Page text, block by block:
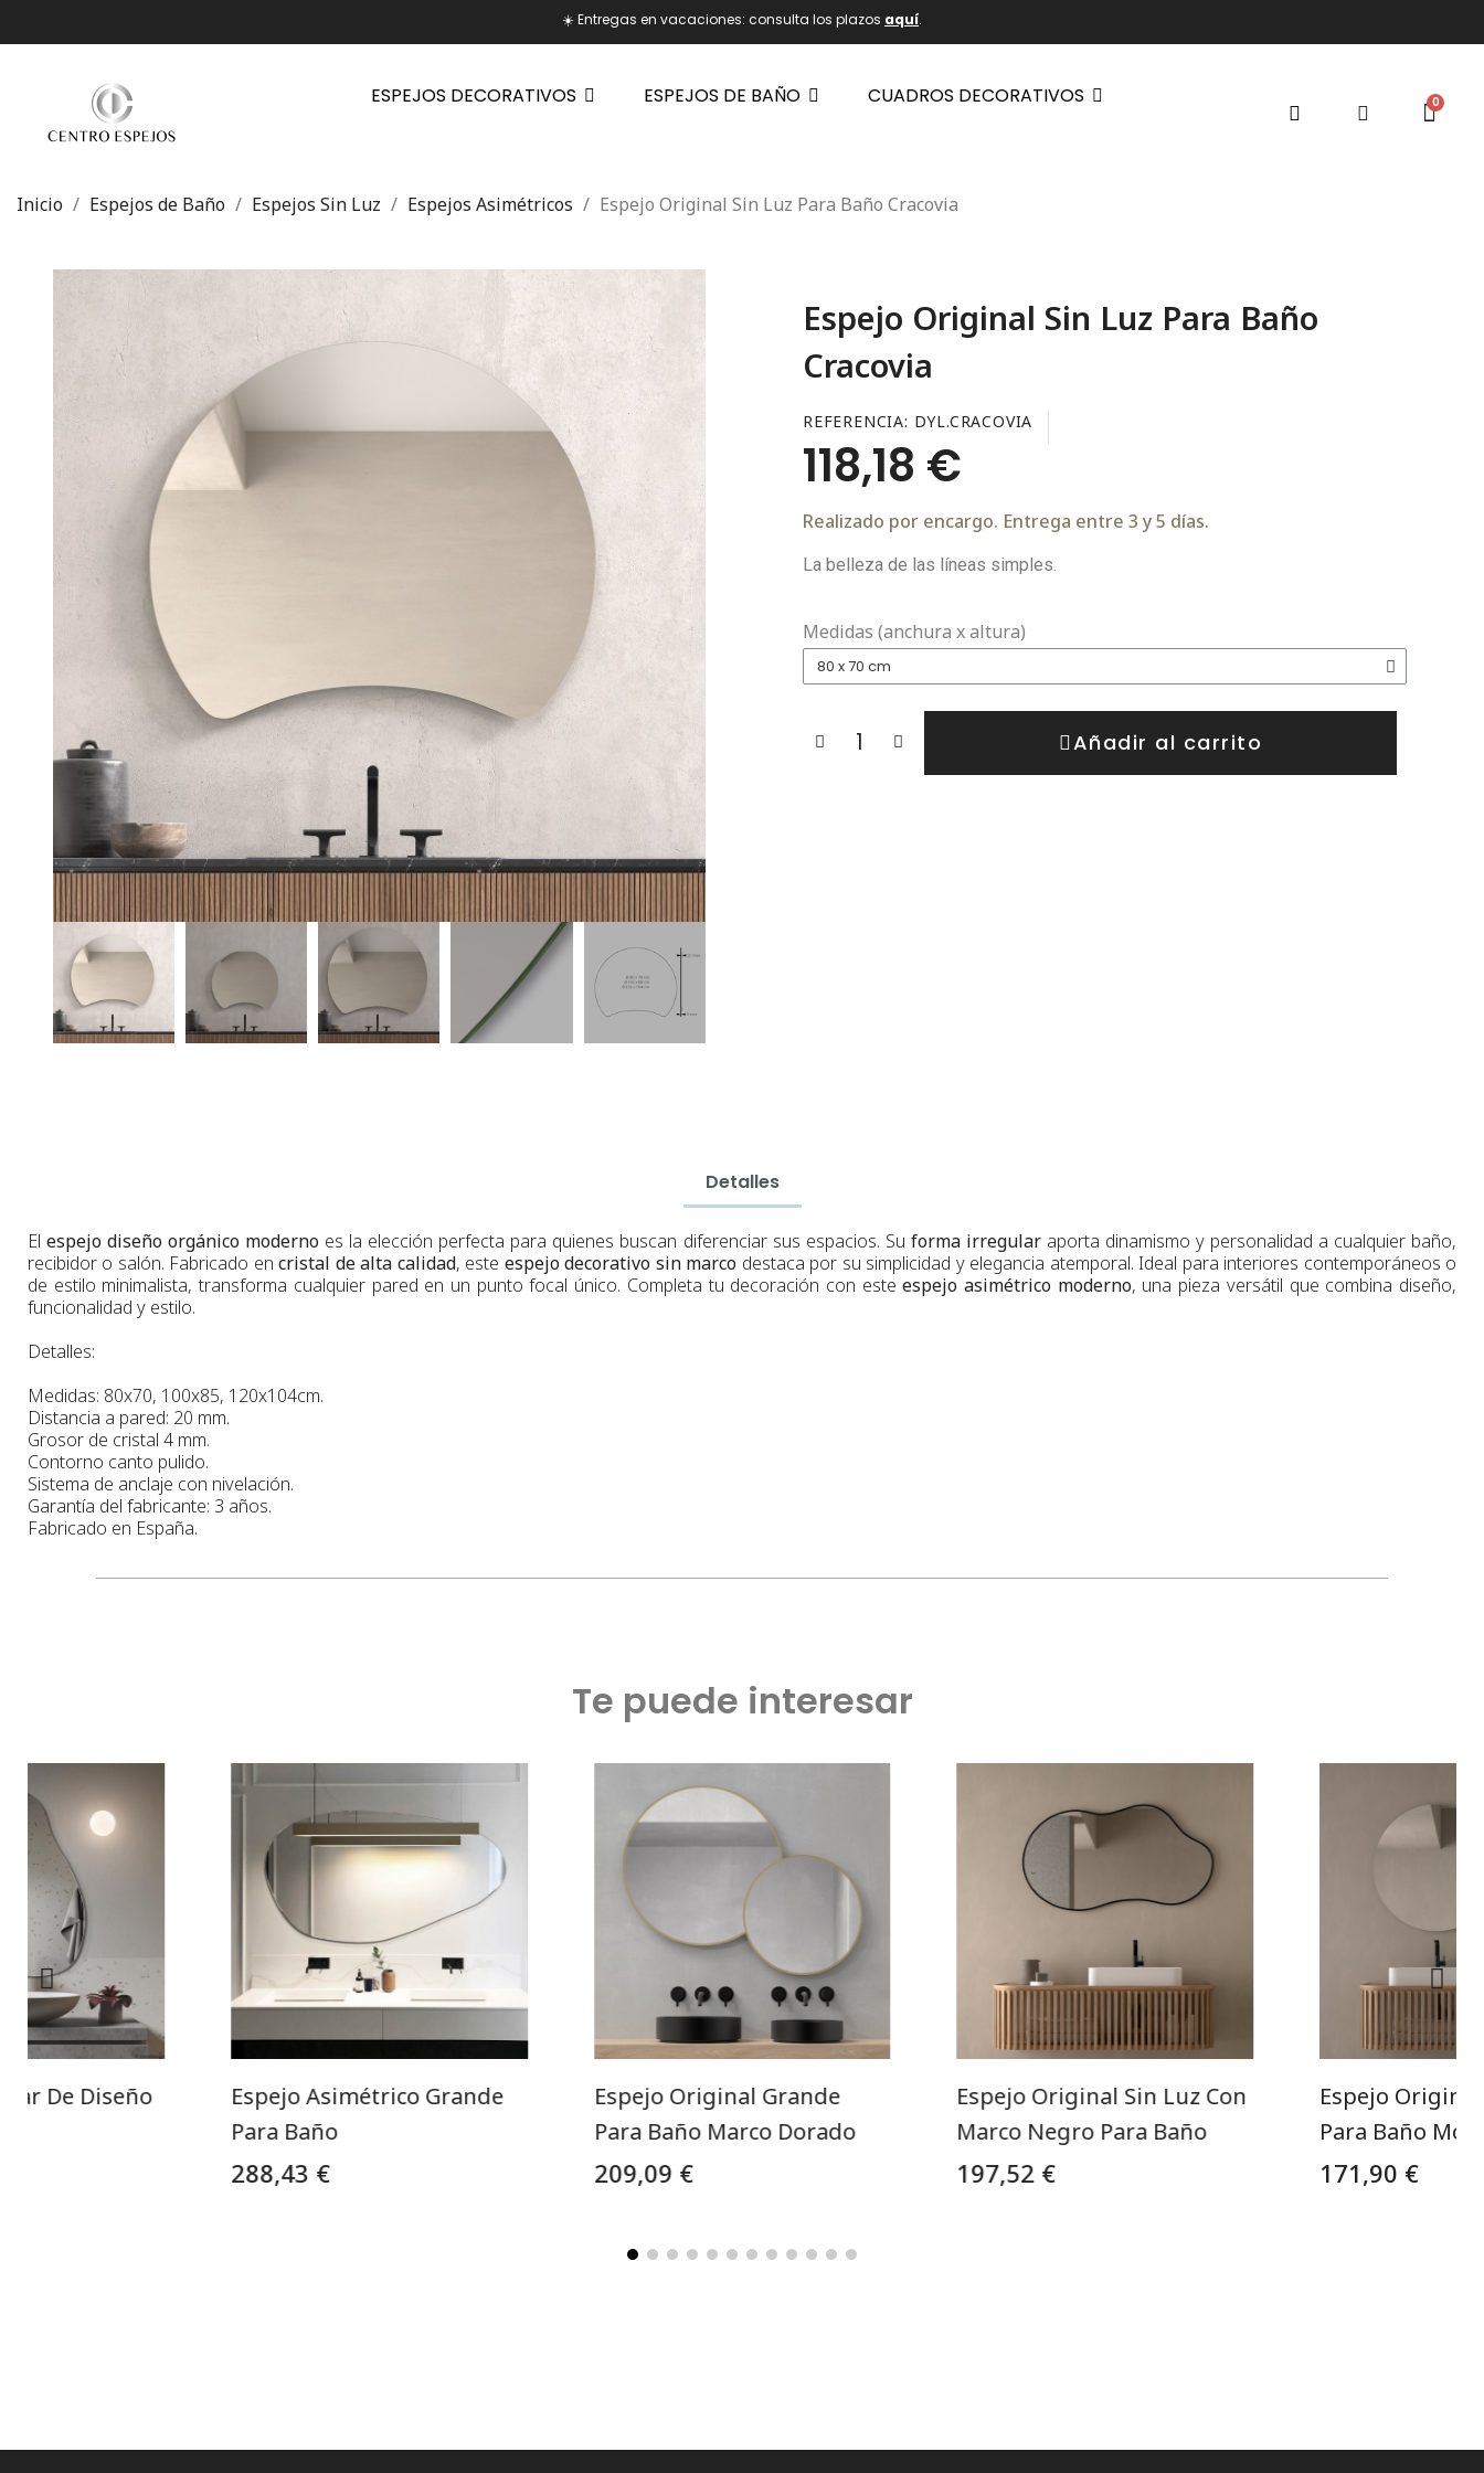
☀️ Entregas en vacaciones: consulta los plazos aquí.
ESPEJOS DECORATIVOS ESPEJOS DE BAÑO CUADROS DECORATIVOS
Inicio Espejos de Baño Espejos Sin Luz Espejos Asimétricos Espejo Original Sin Luz Para Baño Cracovia
Espejo Original Sin Luz Para Baño
Cracovia
REFERENCIA DYL.CRACOVIA
118,18 €
Realizado por encargo. Entrega entre 3 y 5 días.
La belleza de las líneas simples.
Medidas (anchura x altura)
Añadir al carrito
Detalles
Elespejo diseño orgánico moderno es la elección perfecta para quienes buscan diferenciar sus espacios. Su forma irregularaporta dinamismo y personalidad a cualquier baño,
recibidor o salón. Fabricado encristal de alta calidad, este espejo decorativo sin marco destaca por su simplicidad y elegancia atemporal. Ideal para interiores contemporáneos o
de estilo minimalista, transforma cualquier pared en un punto focal único. Completa tu decoración con esteespejo asimétrico moderno, una pieza versátil que combina diseño,
funcionalidad y estilo.
Detalles:
Medidas: 80x70, 100x85, 120x104cm.
Distancia a pared: 20 mm.
Grosor de cristal 4 mm.
Contorno canto pulido.
Sistema de anclaje con nivelación.
Garantía del fabricante: 3 años.
Fabricado en España.
Te puede interesar
De Diseño
Espejo Asimétrico Grande
Para Baño
288,43 €
Espejo Original Grande
Para Baño Marco Dorado
209,09 €
Espejo Original Sin Luz Con
Marco Negro Para Baño
197,52 €
Espejo
Para Baño
171,90 €